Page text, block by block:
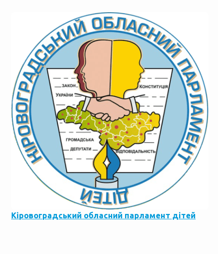
Кіровоградський обласний парламент дітей